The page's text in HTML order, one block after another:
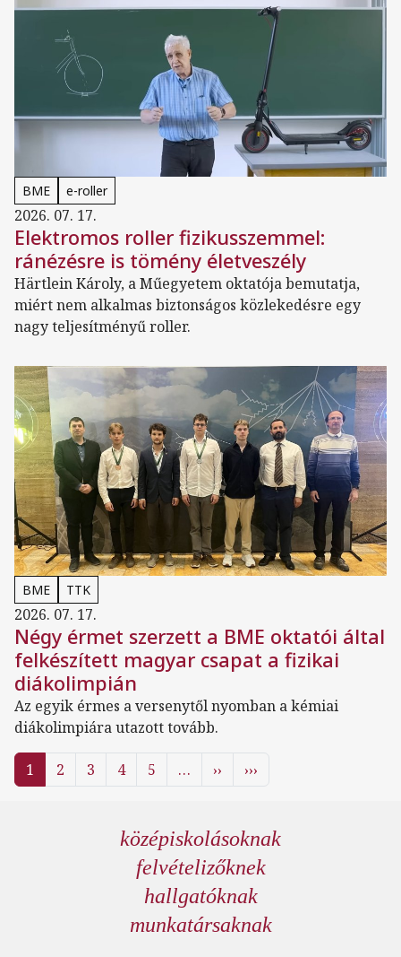
BME e-roller
2026. 07. 17.
Elektromos roller fizikusszemmel:
ránézésre is tömény életveszély
Härtlein Károly, a Műegyetem oktatója bemutatja,
miért nem alkalmas biztonságos közlekedésre egy
nagy teljesítményű roller.
BME TTK
2026. 07. 17.
Négy érmet szerzett a BME oktatói által
felkészített magyar csapat a fizikai
diákolimpián
Az egyik érmes a versenytől nyomban a kémiai
diákolimpiára utazott tovább.
Oldalszámozás
1 2 3 4 5 … ›› Következő oldal
›››
középiskolásoknak
felvételizőknek
hallgatóknak
munkatársaknak